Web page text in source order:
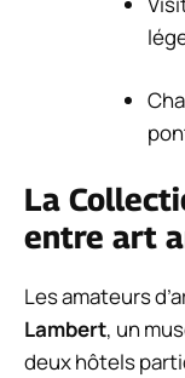
La
entre art
Les amateurs
Lambert, un
deux hôtels